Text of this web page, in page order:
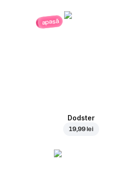
apasă
Dodster
19,99 lei